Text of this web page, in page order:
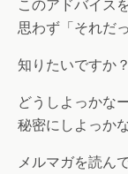
このアドバイス
思わず「それだ
知りたいですか？
どうしよっかな
秘密にしよっか
メルマガを読ん